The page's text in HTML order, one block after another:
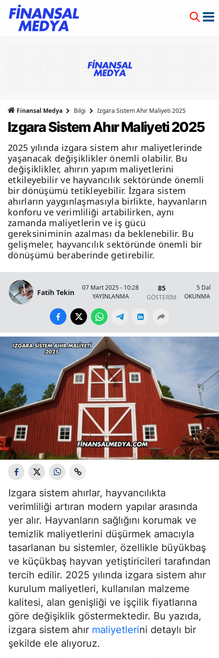
Finansal Medya Bilgi Izgara Sistem Ahır Maliyeti 2025
Izgara Sistem Ahır Maliyeti 2025
2025 yılında izgara sistem ahır maliyetlerinde
yaşanacak değişiklikler önemli olabilir. Bu
değişiklikler, ahırın yapım maliyetlerini
etkileyebilir ve hayvancılık sektöründe önemli
bir dönüşümü tetikleyebilir. İzgara sistem
ahırların yaygınlaşmasıyla birlikte, hayvanların
konforu ve verimliliği artabilirken, aynı
zamanda maliyetlerin ve iş gücü
gereksiniminin azalması da beklenebilir. Bu
gelişmeler, hayvancılık sektöründe önemli bir
dönüşümü beraberinde getirebilir.
Fatih Tekin
07 Mart 2025 - 10:28
YAYINLANMA
85
GÖSTERİM
5
OKUNMA
Izgara sistem ahırlar, hayvancılıkta
verimliliği artıran modern yapılar arasında
yer alır. Hayvanların sağlığını korumak ve
temizlik maliyetlerini düşürmek amacıyla
tasarlanan bu sistemler, özellikle büyükbaş
ve küçükbaş hayvan yetiştiricileri tarafından
tercih edilir. 2025 yılında izgara sistem ahır
kurulum maliyetleri, kullanılan malzeme
kalitesi, alan genişliği ve işçilik fiyatlarına
göre değişiklik göstermektedir. Bu yazıda,
izgara sistem ahır maliyetlerini detaylı bir
şekilde ele alıyoruz.